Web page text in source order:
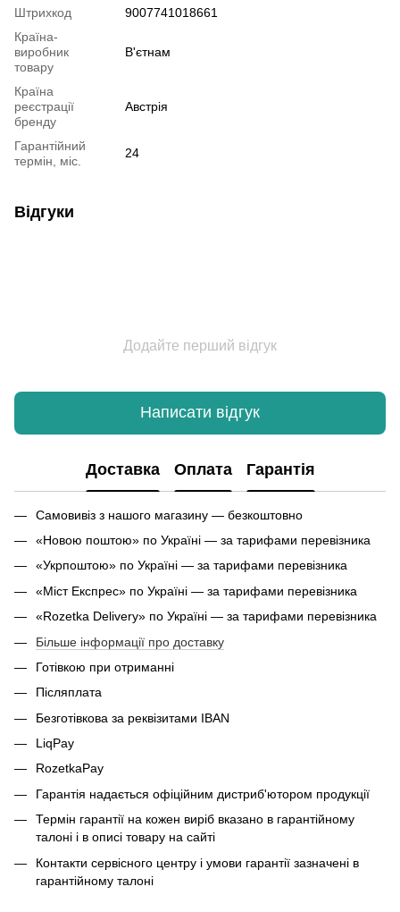
Штрихкод
9007741018661
Країна-
виробник
товару
В'єтнам
Країна
реєстрації
бренду
Австрія
Гарантійний
термін, міс.
24
Відгуки
Додайте перший відгук
Написати відгук
Доставка Оплата Гарантія
Самовивіз з нашого магазину — безкоштовно
«Новою поштою» по Україні — за тарифами перевізника
«Укрпоштою» по Україні — за тарифами перевізника
«Міст Експрес» по Україні — за тарифами перевізника
«Rozetka Delivery» по Україні — за тарифами перевізника
Більше інформації про доставку
Готівкою при отриманні
Післяплата
Безготівкова за реквізитами IBAN
LiqPay
RozetkaPay
Гарантія надається офіційним дистриб'ютором продукції
Термін гарантії на кожен виріб вказано в гарантійному
талоні і в описі товару на сайті
Контакти сервісного центру і умови гарантії зазначені в
гарантійному талоні